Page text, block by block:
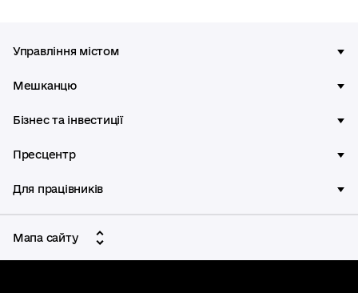
Управління містом
Мешканцю
Бізнес та інвестиції
Пресцентр
Для працівників
Мапа сайту